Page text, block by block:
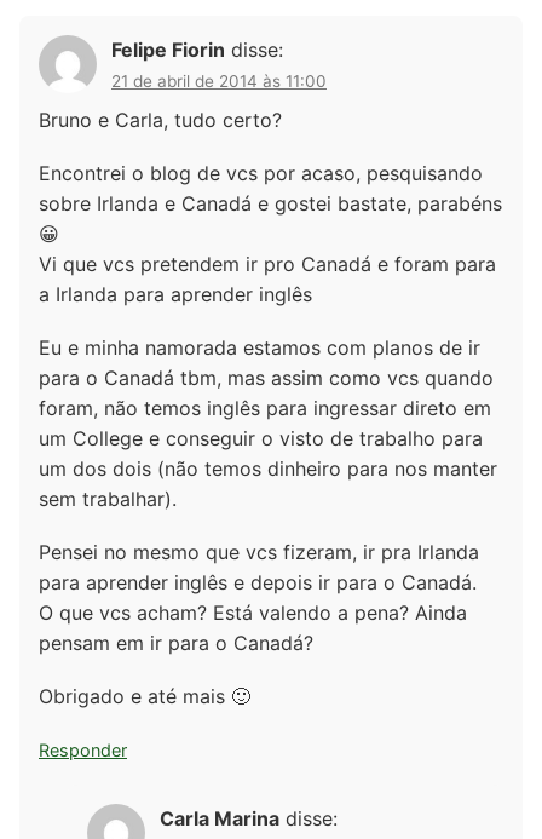
Felipe Fiorin disse:
21 de abril de 2014 às 11:00
Bruno e Carla, tudo certo?
Encontrei o blog de vcs por acaso, pesquisando
sobre Irlanda e Canadá e gostei bastate, parabéns
😀
Vi que vcs pretendem ir pro Canadá e foram para
a Irlanda para aprender inglês
Eu e minha namorada estamos com planos de ir
para o Canadá tbm, mas assim como vcs quando
foram, não temos inglês para ingressar direto em
um College e conseguir o visto de trabalho para
um dos dois (não temos dinheiro para nos manter
sem trabalhar).
Pensei no mesmo que vcs fizeram, ir pra Irlanda
para aprender inglês e depois ir para o Canadá.
O que vcs acham? Está valendo a pena? Ainda
pensam em ir para o Canadá?
Obrigado e até mais 🙂
Responder
Carla Marina disse: